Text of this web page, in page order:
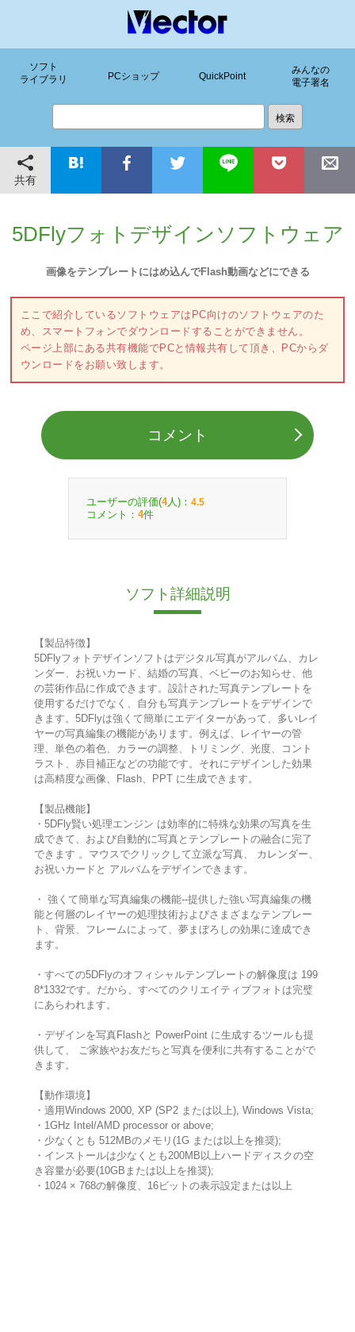
ソフト
ライブラリ
PCショップ QuickPoint
みんなの
電子署名
共有
5DFlyフォトデザインソフトウェア
画像をテンプレートにはめ込んでFlash動画などにできる
ここで紹介しているソフトウェアはPC向けのソフトウェアのた
め、スマートフォンでダウンロードすることができません。
ページ上部にある共有機能でPCと情報共有して頂き、PCからダ
ウンロードをお願い致します。
コメント
ユーザーの評価(4人)： 4.5
コメント： 4件
ソフト詳細説明
【製品特徴】
5DFlyフォトデザインソフトはデジタル写真がアルバム、カレ
ンダー、お祝いカード、結婚の写真、ベビーのお知らせ、他
の芸術作品に作成できます。設計された写真テンプレートを
使用するだけでなく、自分も写真テンプレートをデザインで
きます。5DFlyは強くて簡単にエデイターがあって、多いレイ
ヤーの写真編集の機能があります。例えば、レイヤーの管
理、単色の着色、カラーの調整、トリミング、光度、コント
ラスト、赤目補正などの功能です。それにデザインした効果
は高精度な画像、Flash、PPT に生成できます。
【製品機能】
・5DFly賢い処理エンジン は効率的に特殊な効果の写真を生
成できて、および自動的に写真とテンプレートの融合に完了
できます 。マウスでクリックして立派な写真、 カレンダー、
お祝いカードと アルバムをデザインできます。
・ 強くて簡単な写真編集の機能--提供した強い写真編集の機
能と何層のレイヤーの処理技術およびさまざまなテンプレー
ト、背景、フレームによって、夢まぼろしの効果に達成でき
ます。
・すべての5DFlyのオフィシャルテンプレートの解像度は 199
8*1332です。だから、すべてのクリエイティブフォトは完璧
にあらわれます。
・デザインを写真Flashと PowerPoint に生成するツールも提
供して、 ご家族やお友だちと写真を便利に共有することがで
きます。
【動作環境】
・適用Windows 2000, XP (SP2 または以上), Windows Vista;
・1GHz Intel/AMD processor or above;
・少なくとも 512MBのメモリ(1G または以上を推奨);
・インストールは少なくとも200MB以上ハードディスクの空
き容量が必要(10GBまたは以上を推奨);
・1024 × 768の解像度、16ビットの表示設定または以上